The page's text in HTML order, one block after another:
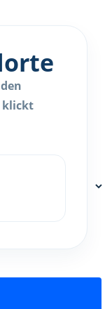
klickt